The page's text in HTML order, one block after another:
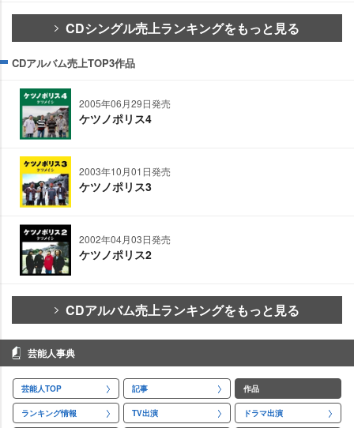
CDシングル売上ランキングをもっと見る
CDアルバム売上TOP3作品
2005年06月29日発売
ケツノポリス4
2003年10月01日発売
ケツノポリス3
2002年04月03日発売
ケツノポリス2
CDアルバム売上ランキングをもっと見る
芸能人事典
芸能人TOP 記事 作品
ランキング情報 TV出演 ドラマ出演